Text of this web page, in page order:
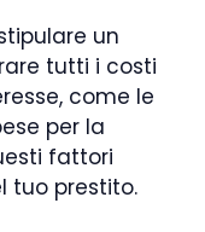
un
tutti i costi
come le
per la
fattori
tuo prestito.